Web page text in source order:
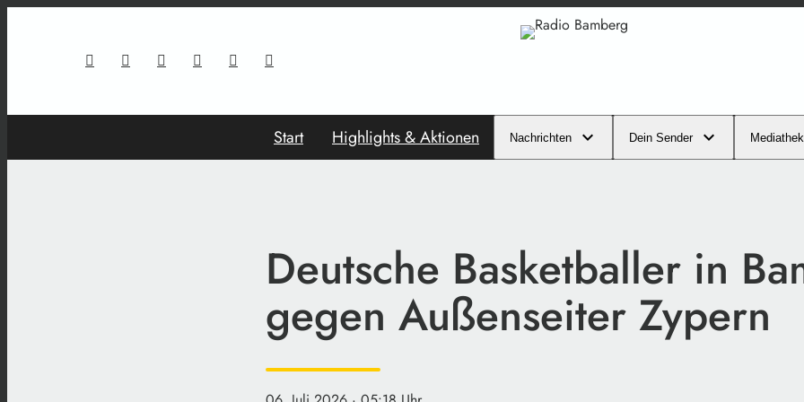
Start Highlights & Aktionen Nachrichten Dein Sender Mediathek
Deutsche Basketballer in
gegen Außenseiter Zypern